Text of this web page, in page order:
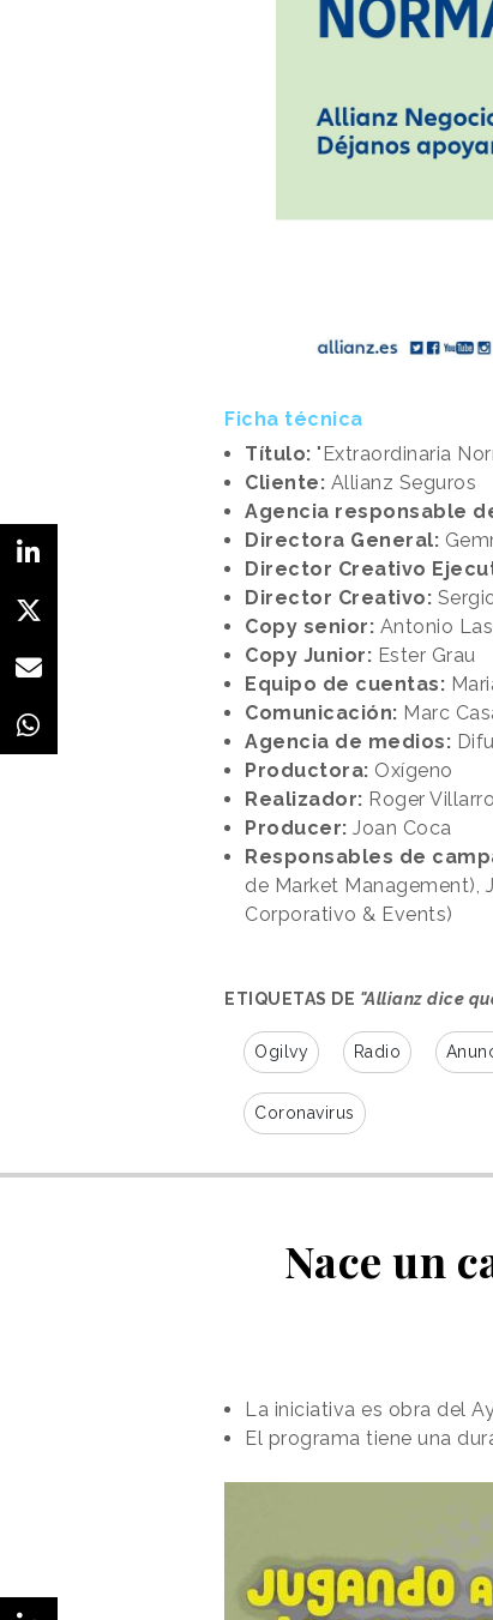
Ficha técnica
Título: "Extraordinaria
Cliente: Allianz Seguros
Agencia responsable
Directora General:
Director Creativo
Director Creativo:
Copy senior: Antonio
Copy Junior: Ester Grau
Equipo de cuentas:
Comunicación: Marc
Agencia de medios:
Productora: Oxígeno
Realizador: Roger
Producer: Joan Coca
Responsables de
de Market Management),
Corporativo & Events)
ETIQUETAS DE "Allianz dice
Ogilvy Radio
Coronavirus
Nace un
La iniciativa es obra del
El programa tiene una